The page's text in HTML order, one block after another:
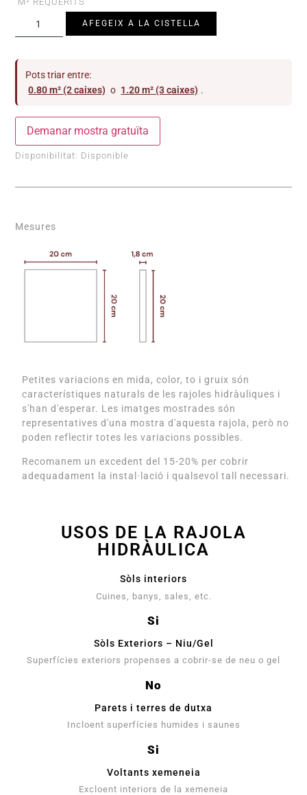
AFEGEIX A LA CISTELLA
Pots triar entre:
0.80 m² (2 caixes) o 1.20 m² (3 caixes) .
Demanar mostra gratuïta
Disponibilitat: Disponible
Mesures
Petites variacions en mida, color, to i gruix són
característiques naturals de les rajoles hidràuliques i
s'han d'esperar. Les imatges mostrades són
representatives d'una mostra d'aquesta rajola, però no
poden reflectir totes les variacions possibles.
Recomanem un excedent del 15-20% per cobrir
adequadament la instal·lació i qualsevol tall necessari.
USOS DE LA RAJOLA
HIDRÀULICA
Sòls interiors
Cuines, banys, sales, etc.
Si
Sòls Exteriors – Niu/Gel
Superfícies exteriors propenses a cobrir-se de neu o gel
No
Parets i terres de dutxa
Incloent superfícies humides i saunes
Si
Voltants xemeneia
Excloent interiors de la xemeneia